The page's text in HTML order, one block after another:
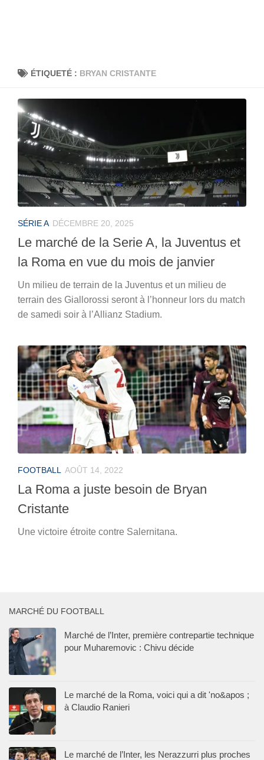
ÉTIQUETÉ : BRYAN CRISTANTE
SÉRIE A DÉCEMBRE 20, 2025
Le marché de la Serie A, la Juventus et
la Roma en vue du mois de janvier
Un milieu de terrain de la Juventus et un milieu de
terrain des Giallorossi seront à l’honneur lors du match
de samedi soir à l’Allianz Stadium.
FOOTBALL AOÛT 14, 2022
La Roma a juste besoin de Bryan
Cristante
Une victoire étroite contre Salernitana.
MARCHÉ DU FOOTBALL
Marché de l’Inter, première contrepartie technique
pour Muharemovic : Chivu décide
Le marché de la Roma, voici qui a dit 'no&apos ;
à Claudio Ranieri
Le marché de l’Inter, les Nerazzurri plus proches